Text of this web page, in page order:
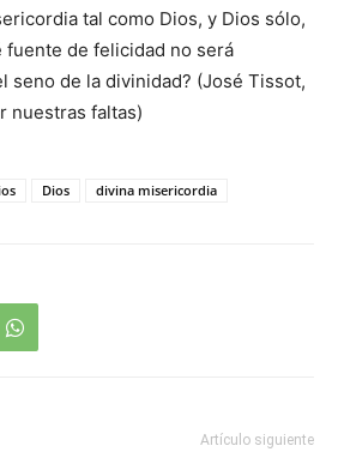
tal como Dios, y Dios sólo,
fuente de felicidad no será
seno de la divinidad? (José Tissot,
nuestras faltas)
Dios divina misericordia
Artículo siguiente